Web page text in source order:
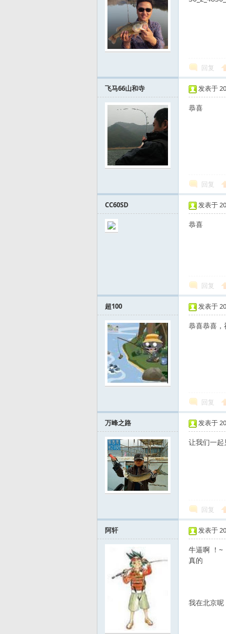
回复
飞马66山和寺 发表于
恭喜
回复
CC60SD 发表于
恭喜
回复
超100 发表于
恭喜恭喜
回复
万峰之路 发表于
让我们一
回复
阿轩 发表于
牛逼啊 ！~
真的
我在北京